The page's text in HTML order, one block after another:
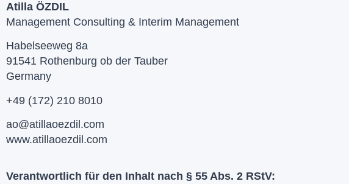
Atilla ÖZDIL
Management Consulting & Interim Management
Habelseeweg 8a
91541 Rothenburg ob der Tauber
Germany
+49 (172) 210 8010
ao@atillaoezdil.com
www.atillaoezdil.com
Verantwortlich für den Inhalt nach § 55 Abs. 2 RStV: